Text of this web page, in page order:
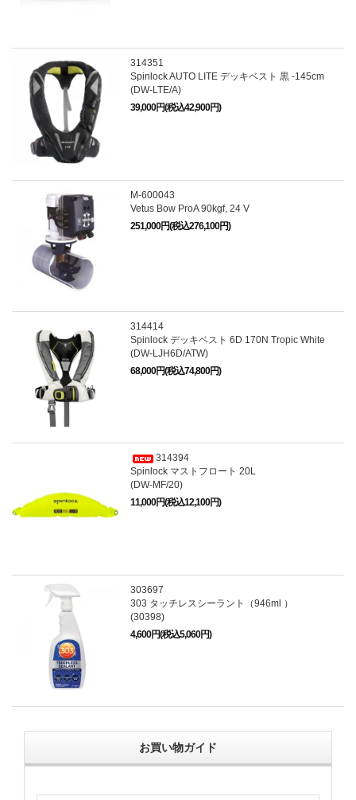
314351
Spinlock AUTO LITE デッキベスト 黒 -145cm
(DW-LTE/A)
39,000円(税込42,900円)
M-600043
Vetus Bow ProA 90kgf, 24 V
251,000円(税込276,100円)
314414
Spinlock デッキベスト 6D 170N Tropic White
(DW-LJH6D/ATW)
68,000円(税込74,800円)
314394
Spinlock マストフロート 20L
(DW-MF/20)
11,000円(税込12,100円)
303697
303 タッチレスシーラント（946ml ）
(30398)
4,600円(税込5,060円)
お買い物ガイド